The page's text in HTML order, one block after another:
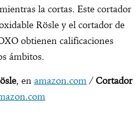
la cortas. Este cortador
Rösle y el cortador de
obtienen calificaciones
ámbitos.
, en amazon.com /Cortador